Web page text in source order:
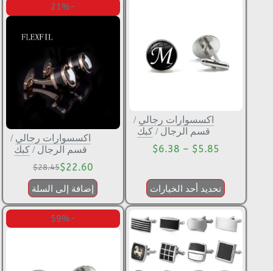
اكسسوارات رجالي /
قسم الرجال /كبك
$5.85
–
$6.38
تحديد أحد الخيارات
-21%
اكسسوارات رجالي /
قسم الرجال / كبك
$28.45$22.60
إضافة إلى السلة
-59%